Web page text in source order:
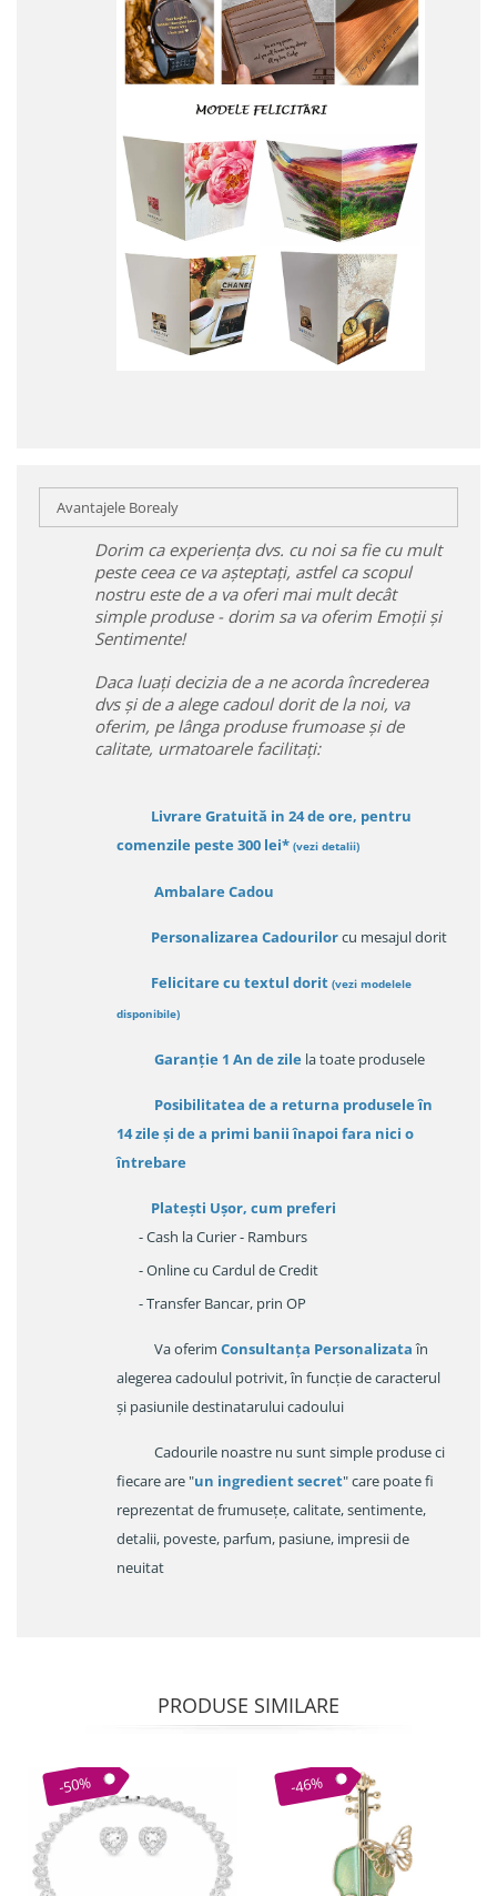
Avantajele Borealy
Dorim ca experiența dvs. cu noi sa fie cu mult
peste ceea ce va așteptați, astfel ca scopul
nostru este de a va oferi mai mult decât
simple produse - dorim sa va oferim Emoții și
Sentimente!
Daca luați decizia de a ne acorda încrederea
dvs și de a alege cadoul dorit de la noi, va
oferim, pe lânga produse frumoase și de
calitate, urmatoarele facilitați:
Livrare Gratuită in 24 de ore, pentru
comenzile peste 300 lei* (vezi detalii)
Ambalare Cadou
Personalizarea Cadourilorcu mesajul dorit
Felicitare cu textul dorit (vezi modelele
disponibile)
Garanție 1 An de zile la toate produsele
Posibilitatea de a returna produsele în
14 zileși de a primi banii înapoi fara nici o
întrebare
Platești Ușor, cum preferi
- Cash la Curier - Ramburs
- Online cu Cardul de Credit
- Transfer Bancar, prin OP
Va oferim Consultanța Personalizataîn
alegerea cadoulul potrivit, în funcție de caracterul
și pasiunile destinatarului cadoului
Cadourile noastre nu sunt simple produse ci
fiecare are "un ingredient secret" care poate fi
reprezentat de frumusețe, calitate, sentimente,
detalii, poveste, parfum, pasiune, impresii de
neuitat
PRODUSE SIMILARE
-50% -46%